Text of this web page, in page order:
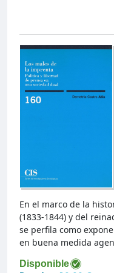
Disponible
En el marco de la
(1833-1844) y del
se perfila como
en buena medida